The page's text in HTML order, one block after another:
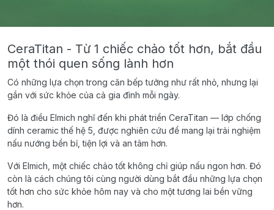
CeraTitan - Từ 1 chiếc chảo tốt hơn, bắt đầu
một thói quen sống lành hơn
Có những lựa chọn trong căn bếp tưởng như rất nhỏ, nhưng lại
gắn với sức khỏe của cả gia đình mỗi ngày.
Đó là điều Elmich nghĩ đến khi phát triển CeraTitan — lớp chống
dính ceramic thế hệ 5, được nghiên cứu để mang lại trải nghiệm
nấu nướng bền bỉ, tiện lợi và an tâm hơn.
Với Elmich, một chiếc chảo tốt không chỉ giúp nấu ngon hơn. Đó
còn là cách chúng tôi cùng người dùng bắt đầu những lựa chọn
tốt hơn cho sức khỏe hôm nay và cho một tương lai bền vững
hơn.